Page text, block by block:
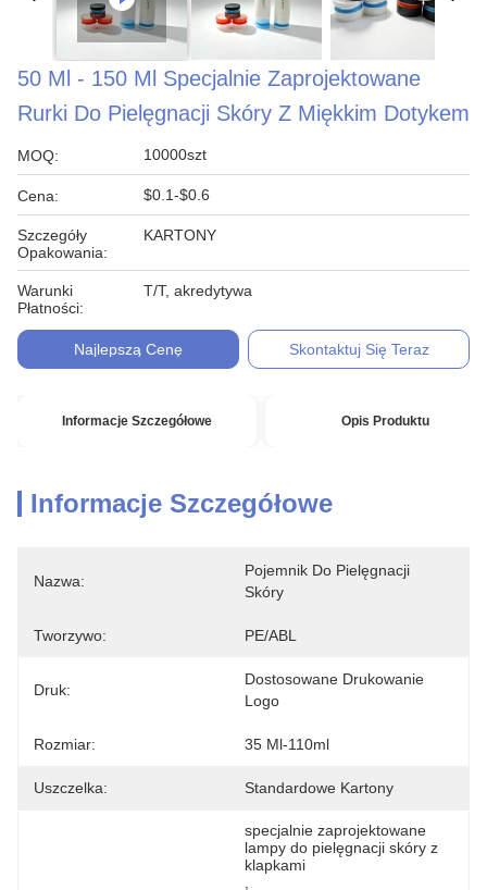
50 Ml - 150 Ml Specjalnie Zaprojektowane
Rurki Do Pielęgnacji Skóry Z Miękkim Dotykem
MOQ: 10000szt
Cena: $0.1-$0.6
Szczegóły
Opakowania:
KARTONY
Warunki
Płatności:
T/T, akredytywa
Najlepszą Cenę Skontaktuj Się Teraz
Informacje Szczegółowe Opis Produktu
Informacje Szczegółowe
Nazwa:
Pojemnik Do Pielęgnacji
Skóry
Tworzywo: PE/ABL
Druk:
Dostosowane Drukowanie
Logo
Rozmiar: 35 Ml-110ml
Uszczelka: Standardowe Kartony
specjalnie zaprojektowane
lampy do pielęgnacji skóry z
klapkami